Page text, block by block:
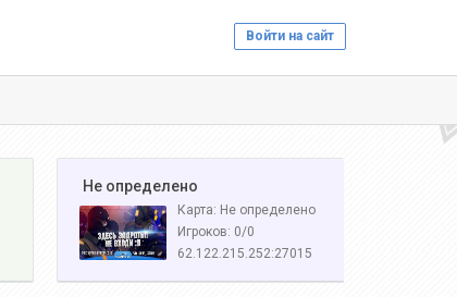
Войти на сайт
️ Не определено
Карта: Не определено
Игроков: 0/0
62.122.215.252:27015